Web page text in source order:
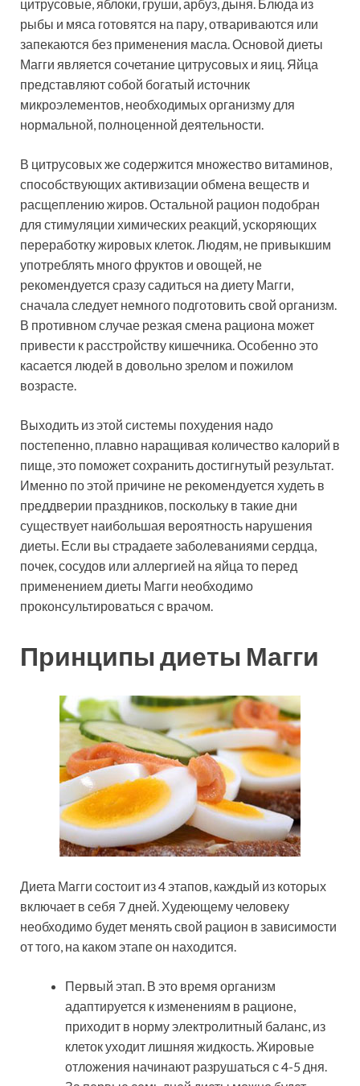
цитрусовые, яблоки, груши, арбуз, дыня. Блюда из
рыбы и мяса готовятся на пару, отвариваются или
запекаются без применения масла. Основой диеты
Магги является сочетание цитрусовых и яиц. Яйца
представляют собой богатый источник
микроэлементов, необходимых организму для
нормальной, полноценной деятельности.
В цитрусовых же содержится множество витаминов,
способствующих активизации обмена веществ и
расщеплению жиров. Остальной рацион подобран
для стимуляции химических реакций, ускоряющих
переработку жировых клеток. Людям, не привыкшим
употреблять много фруктов и овощей, не
рекомендуется сразу садиться на диету Магги,
сначала следует немного подготовить свой организм.
В противном случае резкая смена рациона может
привести к расстройству кишечника. Особенно это
касается людей в довольно зрелом и пожилом
возрасте.
Выходить из этой системы похудения надо
постепенно, плавно наращивая количество калорий в
пище, это поможет сохранить достигнутый результат.
Именно по этой причине не рекомендуется худеть в
преддверии праздников, поскольку в такие дни
существует наибольшая вероятность нарушения
диеты. Если вы страдаете заболеваниями сердца,
почек, сосудов или аллергией на яйца то перед
применением диеты Магги необходимо
проконсультироваться с врачом.
Принципы диеты Магги
Диета Магги состоит из 4 этапов, каждый из которых
включает в себя 7 дней. Худеющему человеку
необходимо будет менять свой рацион в зависимости
от того, на каком этапе он находится.
Первый этап. В это время организм
адаптируется к изменениям в рационе,
приходит в норму электролитный баланс, из
клеток уходит лишняя жидкость. Жировые
отложения начинают разрушаться с 4-5 дня.